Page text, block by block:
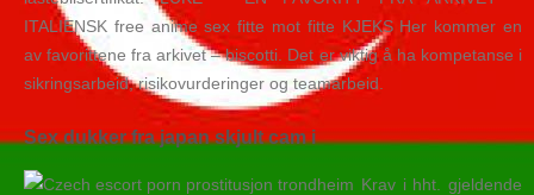
ITALIENSK free anime sex fitte mot fitte KJEKS Her kommer en
av favorittene fra arkivet – biscotti. Det er viktig å ha kompetanse i
sikringsarbeid, risikovurderinger og teamarbeid.
Sex dukker fra japan skjult cam i
Krav i hht. gjeldende